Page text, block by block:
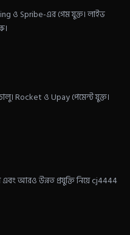
ও Spribe-এর গেম যুক্ত। লাইভ
Rocket ও Upay পেমেন্ট যুক্ত।
আরও উন্নত প্রযুক্তি নিয়ে cj4444